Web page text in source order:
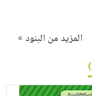
المزيد من البنود »
)